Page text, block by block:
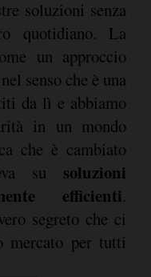
soluzioni senza
quotidiano. La
un approccio
senso che è una
da lì e abbiamo
in un mondo
che è cambiato
su soluzioni
efficienti.
segreto che ci
mercato per tutti